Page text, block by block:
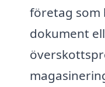
företag som
dokument